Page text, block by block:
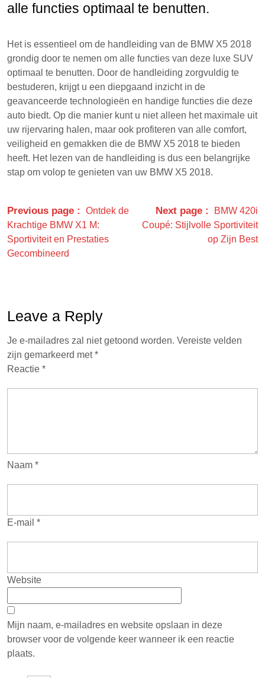
alle functies optimaal te benutten.
Het is essentieel om de handleiding van de BMW X5 2018
grondig door te nemen om alle functies van deze luxe SUV
optimaal te benutten. Door de handleiding zorgvuldig te
bestuderen, krijgt u een diepgaand inzicht in de
geavanceerde technologieën en handige functies die deze
auto biedt. Op die manier kunt u niet alleen het maximale uit
uw rijervaring halen, maar ook profiteren van alle comfort,
veiligheid en gemakken die de BMW X5 2018 te bieden
heeft. Het lezen van de handleiding is dus een belangrijke
stap om volop te genieten van uw BMW X5 2018.
Previous page
Ontdek de
Krachtige BMW X1 M:
Sportiviteit en Prestaties
Gecombineerd
Next page
BMW 420i
Coupé: Stijlvolle Sportiviteit
op Zijn Best
Leave a Reply
Je e-mailadres zal niet getoond worden. Vereiste velden
zijn gemarkeerd met*
Reactie *
Naam *
E-mail *
Website
Mijn naam, e-mailadres en website opslaan in deze
browser voor de volgende keer wanneer ik een reactie
plaats.